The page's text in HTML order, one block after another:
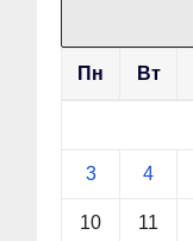
Пн Вт
3 4
10 11